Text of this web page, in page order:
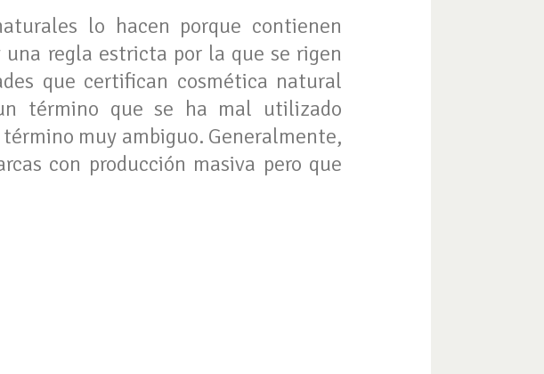
lo hacen porque contienen
regla estricta por la que se rigen
que certifican cosmética natural
término que se ha mal utilizado
muy ambiguo. Generalmente,
con producción masiva pero que